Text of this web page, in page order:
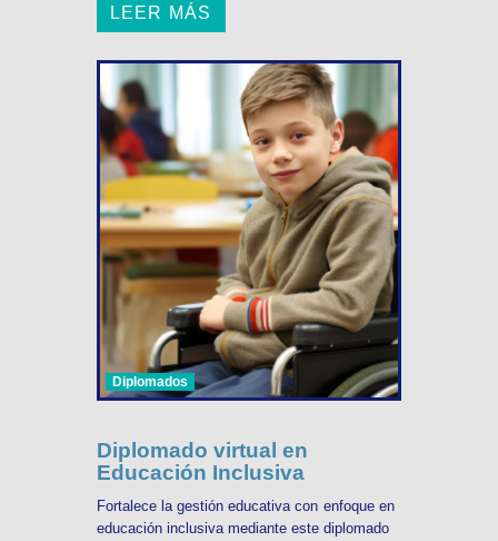
LEER MÁS
Diplomados
Diplomado virtual en
Educación Inclusiva
Fortalece la gestión educativa con enfoque en
educación inclusiva mediante este diplomado